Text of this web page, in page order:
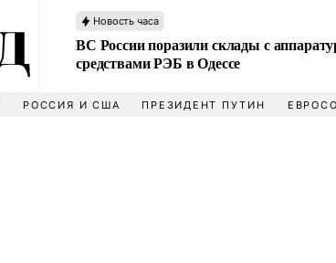
Новость часа
ВС России поразили склады с
средствами РЭБ в Одессе
РОССИЯ И США ПРЕЗИДЕНТ ПУТИН